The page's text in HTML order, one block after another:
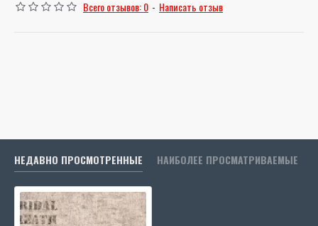
Всего отзывов: 0 - Написать отзыв
НЕДАВНО ПРОСМОТРЕННЫЕ НАИБОЛЕЕ ПРОСМАТРИВАЕМЫЕ